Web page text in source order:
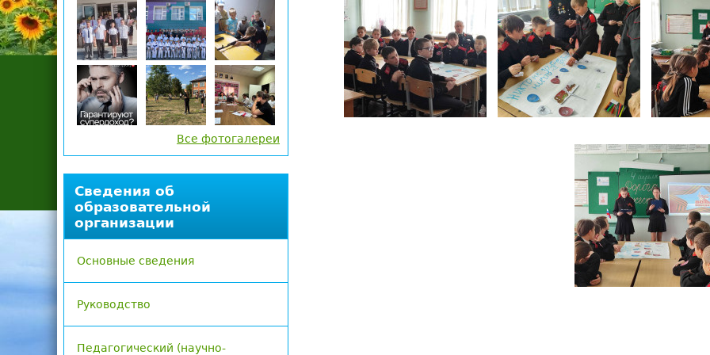
Все фотогалереи
Сведения об
образовательной
организации
Основные сведения
Руководство
Педагогический (научно-